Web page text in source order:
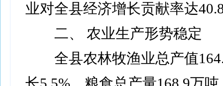
业对全县经济增长贡献率达
二、 农业生产形势稳定
全县农林牧渔业总产值